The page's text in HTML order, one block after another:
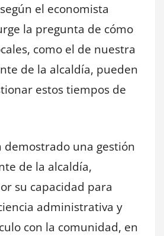
el economista
la pregunta de cómo
como el de nuestra
de la alcaldía, pueden
estos tiempos de
demostrado una gestión
de la alcaldía,
su capacidad para
administrativa y
con la comunidad, en